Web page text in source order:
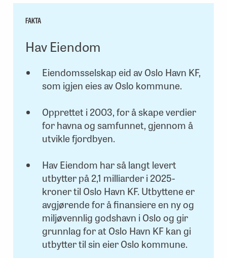
FAKTA
Hav Eiendom
Eiendomsselskap eid av Oslo Havn KF,
som igjen eies av Oslo kommune.
Opprettet i 2003, for å skape verdier
for havna og samfunnet, gjennom å
utvikle fjordbyen.
Hav Eiendom har så langt levert
utbytter på 2,1 milliarder i 2025-
kroner til Oslo Havn KF. Utbyttene er
avgjørende for å finansiere en ny og
miljøvennlig godshavn i Oslo og gir
grunnlag for at Oslo Havn KF kan gi
utbytter til sin eier Oslo kommune.